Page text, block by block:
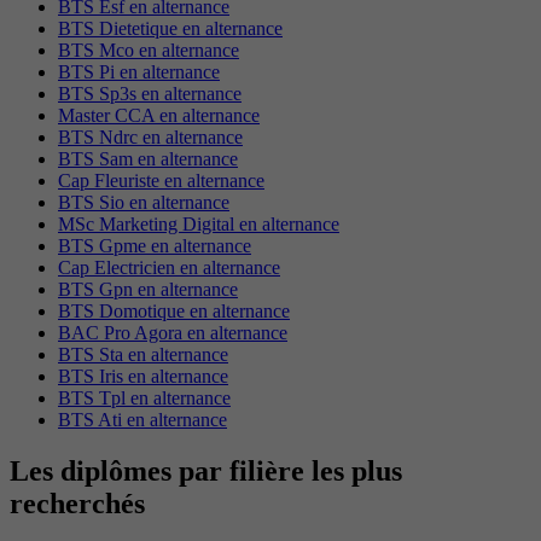
BTS Esf en alternance
BTS Dietetique en alternance
BTS Mco en alternance
BTS Pi en alternance
BTS Sp3s en alternance
Master CCA en alternance
BTS Ndrc en alternance
BTS Sam en alternance
Cap Fleuriste en alternance
BTS Sio en alternance
MSc Marketing Digital en alternance
BTS Gpme en alternance
Cap Electricien en alternance
BTS Gpn en alternance
BTS Domotique en alternance
BAC Pro Agora en alternance
BTS Sta en alternance
BTS Iris en alternance
BTS Tpl en alternance
BTS Ati en alternance
Les diplômes par filière les plus
recherchés